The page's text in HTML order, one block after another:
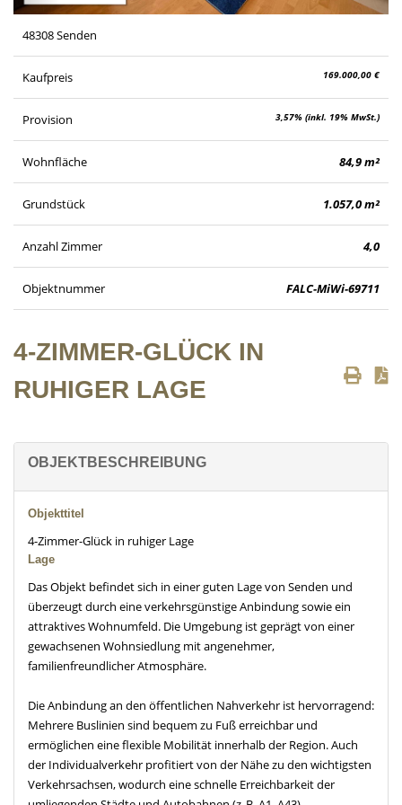
48308 Senden
Kaufpreis 169.000,00 €
Provision 3,57% (inkl. 19% MwSt.)
Wohnfläche 84,9 m²
Grundstück 1.057,0 m²
Anzahl Zimmer 4,0
Objektnummer FALC-MiWi-69711
4-ZIMMER-GLÜCK IN
RUHIGER LAGE
OBJEKTBESCHREIBUNG
Objekttitel
4-Zimmer-Glück in ruhiger Lage
Lage
Das Objekt befindet sich in einer guten Lage von Senden und
überzeugt durch eine verkehrsgünstige Anbindung sowie ein
attraktives Wohnumfeld. Die Umgebung ist geprägt von einer
gewachsenen Wohnsiedlung mit angenehmer,
familienfreundlicher Atmosphäre.
Die Anbindung an den öffentlichen Nahverkehr ist hervorragend:
Mehrere Buslinien sind bequem zu Fuß erreichbar und
ermöglichen eine flexible Mobilität innerhalb der Region. Auch
der Individualverkehr profitiert von der Nähe zu den wichtigsten
Verkehrsachsen, wodurch eine schnelle Erreichbarkeit der